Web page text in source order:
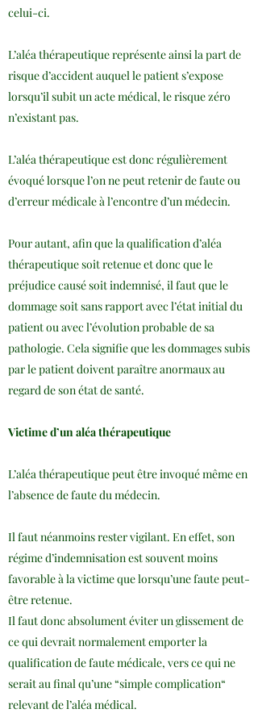
celui-ci.
L’aléa thérapeutique représente ainsi la part de
risque d’accident auquel le patient s’expose
lorsqu’il subit un acte médical, le risque zéro
n’existant pas.
L’aléa thérapeutique est donc régulièrement
évoqué lorsque l’on ne peut retenir de faute ou
d’erreur médicale à l’encontre d’un médecin.
Pour autant, afin que la qualification d’aléa
thérapeutique soit retenue et donc que le
préjudice causé soit indemnisé, il faut que le
dommage soit sans rapport avec l’état initial du
patient ou avec l’évolution probable de sa
pathologie. Cela signifie que les dommages subis
par le patient doivent paraître anormaux au
regard de son état de santé.
Victime d’un aléa thérapeutique
L’aléa thérapeutique peut être invoqué même en
l’absence de faute du médecin.
Il faut néanmoins rester vigilant. En effet, son
régime d’indemnisation est souvent moins
favorable à la victime que lorsqu’une faute peut-
être retenue.
Il faut donc absolument éviter un glissement de
ce qui devrait normalement emporter la
qualification de faute médicale, vers ce qui ne
serait au final qu’une “simple complication“
relevant de l’aléa médical.